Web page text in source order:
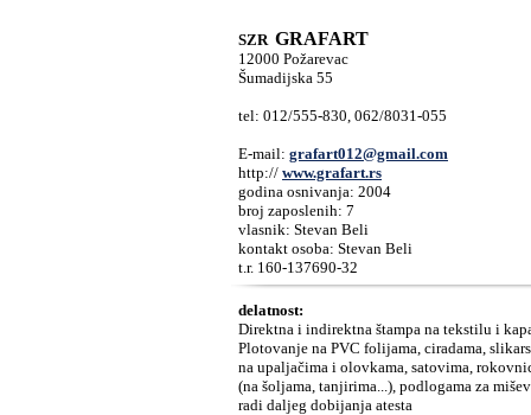
SZR GRAFART
12000 Požarevac
Šumadijska 55
tel: 012/555-830, 062/8031-055
E-mail: grafart012@gmail.com
http:// www.grafart.rs
godina osnivanja: 2004
broj zaposlenih: 7
vlasnik: Stevan Beli
kontakt osoba: Stevan Beli
t.r. 160-137690-32
delatnost:
Direktna i indirektna štampa na tekstilu i
Plotovanje na PVC folijama, ciradama,
na upaljačima i olovkama, satovima,
(na šoljama, tanjirima...), podlogama za
radi daljeg dobijanja atesta